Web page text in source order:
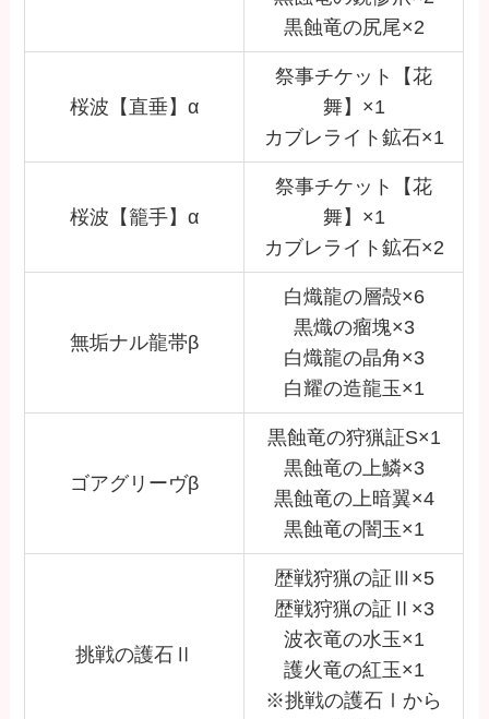
黒蝕竜の尻尾×2
桜波【直垂】α
祭事チケット【花
舞】×1
カブレライト鉱石×1
桜波【籠手】α
祭事チケット【花
舞】×1
カブレライト鉱石×2
無垢ナル龍帯β
白熾龍の層殻×6
黒熾の瘤塊×3
白熾龍の晶角×3
白耀の造龍玉×1
ゴアグリーヴβ
黒蝕竜の狩猟証S×1
黒蝕竜の上鱗×3
黒蝕竜の上暗翼×4
黒蝕竜の闇玉×1
挑戦の護石Ⅱ
歴戦狩猟の証Ⅲ×5
歴戦狩猟の証Ⅱ×3
波衣竜の水玉×1
護火竜の紅玉×1
※挑戦の護石Ⅰから